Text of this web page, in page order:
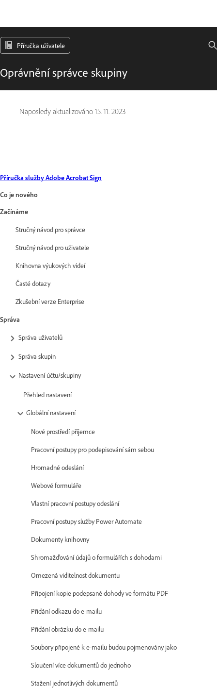
Příručka uživatele
Oprávnění správce skupiny
Naposledy aktualizováno 15. 11. 2023
Příručka služby Adobe Acrobat Sign
Co je nového
Začínáme
Stručný návod pro správce
Stručný návod pro uživatele
Knihovna výukových videí
Časté dotazy
Zkušební verze Enterprise
Správa
Správa uživatelů
Správa skupin
Nastavení účtu/skupiny
Přehled nastavení
Globální nastavení
Nové prostředí příjemce
Pracovní postupy pro podepisování sám sebou
Hromadné odeslání
Webové formuláře
Vlastní pracovní postupy odeslání
Pracovní postupy služby Power Automate
Dokumenty knihovny
Shromažďování údajů o formulářích s dohodami
Omezená viditelnost dokumentu
Připojení kopie podepsané dohody ve formátu PDF
Přidání odkazu do e-mailu
Přidání obrázku do e-mailu
Soubory připojené k e-mailu budou pojmenovány jako
Sloučení více dokumentů do jednoho
Stažení jednotlivých dokumentů